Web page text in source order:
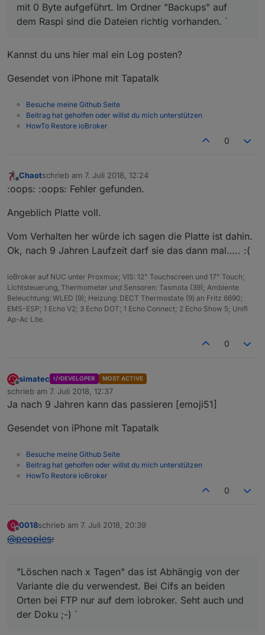
mit 0 Byte aufgeführt. Im Ordner "Backups" auf
dem Raspi sind die Dateien richtig vorhanden. `
Kannst du uns hier mal ein Log posten?
Gesendet von iPhone mit Tapatalk
Besuche meine Github Seite
Beitrag hat geholfen oder willst du mich unterstützen
HowTo Restore ioBroker
0
Chaotschrieb am 7. Juli 2018, 12:24
zuletzt editiert von
:oops: :oops: Fehler gefunden.
Angeblich Platte voll.
Vom Verhalten her würde ich sagen die Platte ist dahin.
Ok, nach 9 Jahren Laufzeit darf sie das dann mal….. :(
ioBroker auf NUC unter Proxmox; VIS: 12" Touchscreen und 17" Touch;
Lichtsteuerung, Thermometer und Sensoren: Tasmota (39); Ambiente
Beleuchtung: WLED (9); Heizung: DECT Thermostate (9) an Fritz 6690;
EMS-ESP; 1 Echo V2; 3 Echo DOT; 1 Echo Connect; 2 Echo Show 5; Unifi
Ap-Ac Lite.
0
Offline
simatec DEVELOPER MOST ACTIVE
schrieb am 7. Juli 2018, 12:37
zuletzt editiert von
Ja nach 9 Jahren kann das passieren [emoji51]
Gesendet von iPhone mit Tapatalk
Besuche meine Github Seite
Beitrag hat geholfen oder willst du mich unterstützen
HowTo Restore ioBroker
0
0
Offline
0018schrieb am 7. Juli 2018, 20:39
zuletzt editiert von
@peoples:
"Löschen nach x Tagen" das ist Abhängig von der
Variante die du verwendest. Bei Cifs an beiden
Orten bei FTP nur auf dem iobroker. Seht auch und
der Doku ;-) `